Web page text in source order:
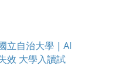
立自治大學｜AI
效 大學入讀試